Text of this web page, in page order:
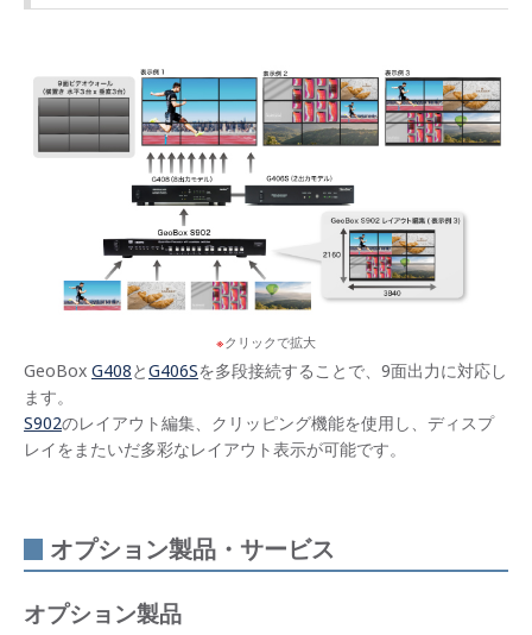
クリックで拡大
GeoBox G408とG406Sを多段接続することで、9面出力に対応し
ます。
S902のレイアウト編集、クリッピング機能を使用し、ディスプ
レイをまたいだ多彩なレイアウト表示が可能です。
オプション製品・サービス
オプション製品